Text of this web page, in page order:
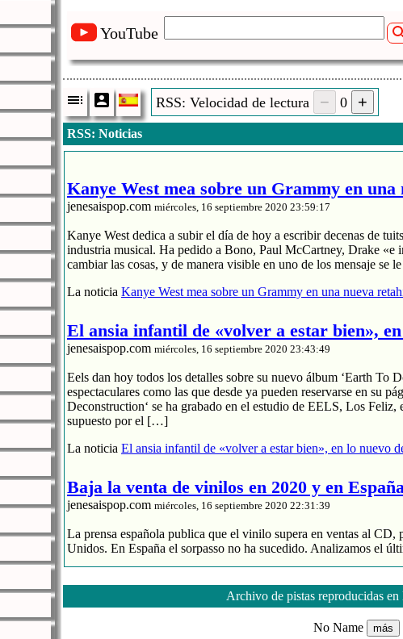
YouTube
RSS: Velocidad de lectura 0
RSS: Noticias
Kanye West mea sobre un Grammy en
jenesaispop.com miércoles, 16 septiembre 2020 23:59:17
Kanye West dedica a subir el día de hoy a escribir decenas de
industria musical. Ha pedido a Bono, Paul McCartney, Drake «e
cambiar las cosas, y de manera visible en uno de los mensaje se
La noticia Kanye West mea sobre un Grammy en una nueva
El ansia infantil de «volver a estar bien»,
jenesaispop.com miércoles, 16 septiembre 2020 23:43:49
Eels dan hoy todos los detalles sobre su nuevo álbum ‘Earth To
espectaculares como las que desde ya pueden reservarse en su
Deconstruction‘ se ha grabado en el estudio de EELS, Los
supuesto por el […]
La noticia El ansia infantil de «volver a estar bien», en lo nuevo
Baja la venta de vinilos en 2020 y en
jenesaispop.com miércoles, 16 septiembre 2020 22:31:39
La prensa española publica que el vinilo supera en ventas al CD,
Unidos. En España el sorpasso no ha sucedido. Analizamos el
El CD se hunde y divide entre 2 sus ventas
La industria de música grabada sube un 4% en España
Baja la venta de vinilos en 2020 y en España todavía
Archivo de pistas reproducidas en
No Name más